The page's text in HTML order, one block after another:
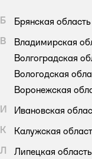
Б Брянская область
В
Владимирская
Волгоградская
Вологодская
Воронежская
И
Ивановская
К
Калужская
Л
Липецкая область